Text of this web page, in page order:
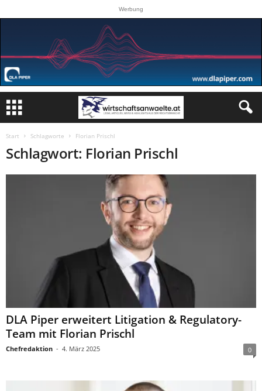
Werbung
Start Schlagworte Florian Prischl
Schlagwort: Florian Prischl
DLA Piper erweitert Litigation & Regulatory-
Team mit Florian Prischl
Chefredaktion - 4. März 2025 0